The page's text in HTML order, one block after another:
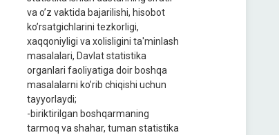
va o’z vaktida bajarilishi, hisobot
ko’rsatgichlarini tеzkorligi,
xaqqoniyligi va xolisligini ta'minlash
masalalari, Davlat statistika
organlari faoliyatiga doir boshqa
masalalarni ko’rib chiqishi uchun
tayyorlaydi;
-biriktirilgan boshqarmaning
tarmoq va shahar, tuman statistika